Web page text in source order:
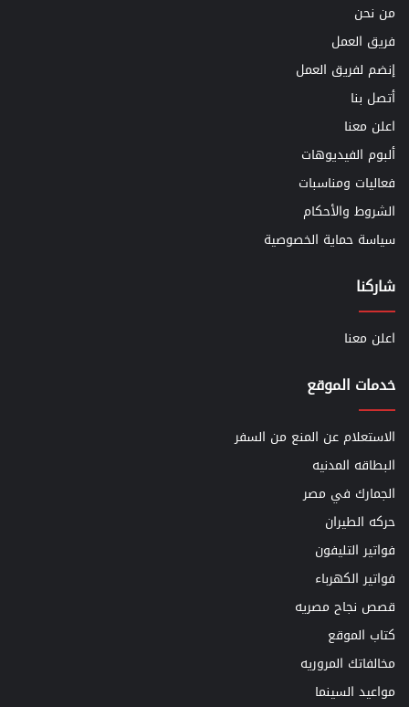
من نحن
فريق العمل
إنضم لفريق العمل
أتصل بنا
اعلن معنا
ألبوم الفيديوهات
فعاليات ومناسبات
الشروط والأحكام
سياسة حماية الخصوصية
شاركنا
اعلن معنا
خدمات الموقع
الاستعلام عن المنع من السفر
البطاقه المدنيه
الجمارك في مصر
حركه الطيران
فواتير التليفون
فواتير الكهرباء
قصص نجاح مصريه
كتاب الموقع
مخالفاتك المروريه
مواعيد السينما